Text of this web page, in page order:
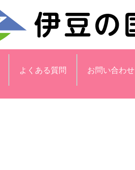
よくある質問 お問い合わせ